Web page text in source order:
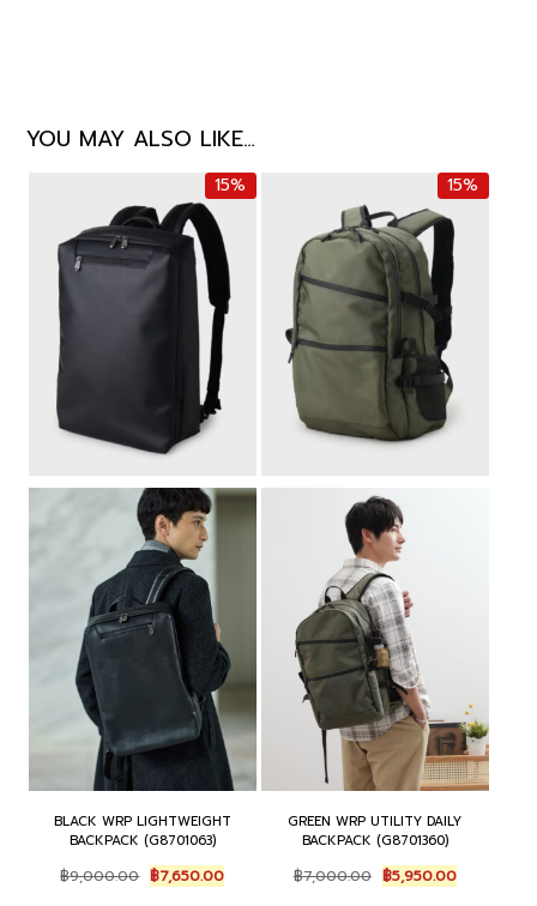
YOU MAY ALSO LIKE…
15%
BLACK WRP LIGHTWEIGHT
BACKPACK (G8701063)
฿9,000.00 Original
price
฿7,650.00Current
price
15%
GREEN WRP UTILITY DAILY
BACKPACK (G8701360)
฿7,000.00 Original
price
฿5,950.00Current
price